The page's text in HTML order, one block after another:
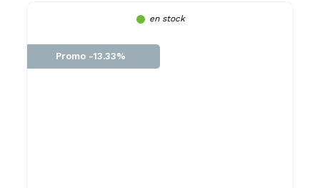
en stock
Promo -13.33%